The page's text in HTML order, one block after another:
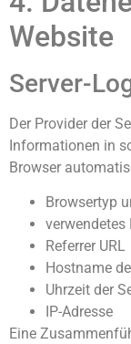
Website
Server-
Der Provider der
Informationen in
Browser
Browsertyp
verwendetes
Referrer URL
Hostname
Uhrzeit der
IP-Adresse
Eine